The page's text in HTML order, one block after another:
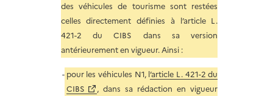
des véhicules de tourisme sont restées
celles directement définies à l’article L.
421-2 du CIBS dans sa version
antérieurement en vigueur. Ainsi :
pour les véhicules N1, l’article L. 421-2 du
CIBS
, dans sa rédaction en vigueur